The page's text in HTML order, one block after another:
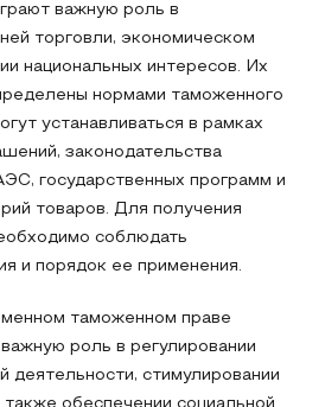
важную роль в
торговли, экономическом
национальных интересов. Их
нормами таможенного
устанавливаться в рамках
законодательства
государственных программ и
товаров. Для получения
соблюдать
и порядок ее применения.
таможенном праве
роль в регулировании
деятельности, стимулировании
также обеспечении социальной